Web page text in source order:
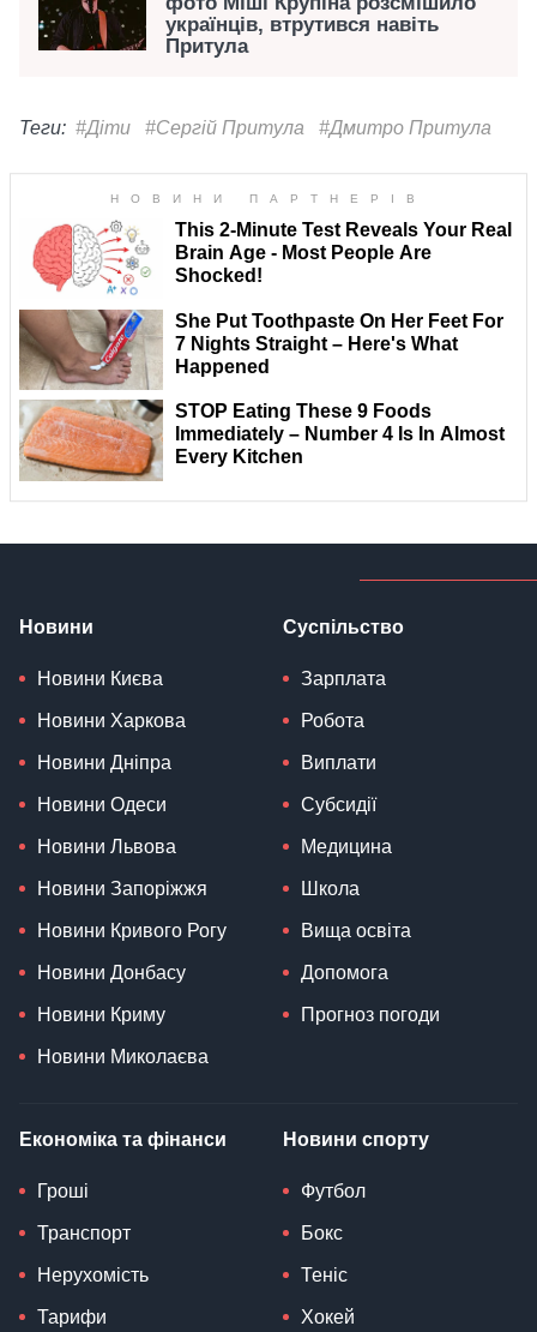
українців, втрутився навіть
Притула
Теги: #Діти #Сергій Притула #Дмитро Притула
Новини
Новини Києва
Новини Харкова
Новини Дніпра
Новини Одеси
Новини Львова
Новини Запоріжжя
Новини Кривого Рогу
Новини Донбасу
Новини Криму
Новини Миколаєва
Суспільство
Зарплата
Робота
Виплати
Субсидії
Медицина
Школа
Вища освіта
Допомога
Прогноз погоди
Економіка та фінанси
Гроші
Транспорт
Нерухомість
Тарифи
Новини спорту
Футбол
Бокс
Теніс
Хокей